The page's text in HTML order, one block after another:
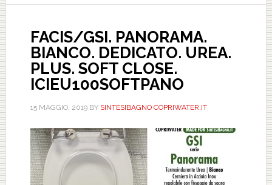
FACIS/GSI. PANORAMA.
BIANCO. DEDICATO. UREA.
PLUS. SOFT CLOSE.
ICIEU100SOFTPANO
15 MAGGIO, 2019BY SINTESIBAGNO COPRIWATER.IT